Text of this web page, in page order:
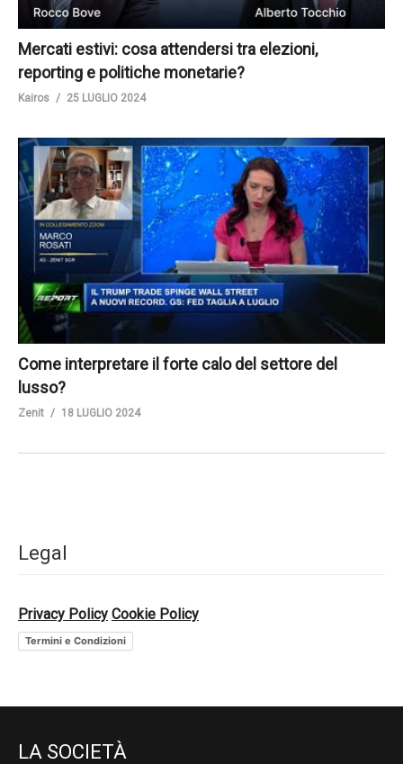
Mercati estivi: cosa attendersi tra elezioni,
reporting e politiche monetarie?
Kairos 25 LUGLIO 2024
Come interpretare il forte calo del settore del
lusso?
Zenit 18 LUGLIO 2024
Legal
Privacy Policy Cookie Policy
Termini e Condizioni
LA SOCIETÀ